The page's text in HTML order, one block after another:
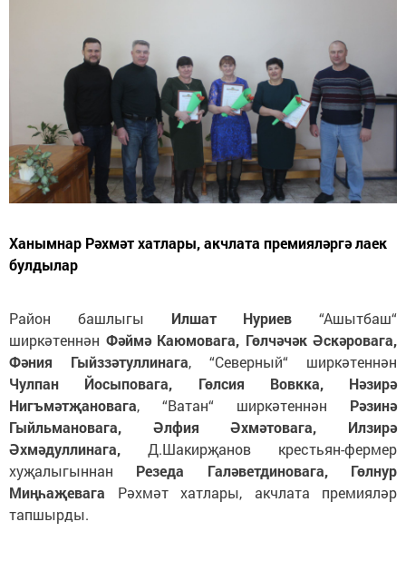
Ханымнар Рәхмәт хатлары, акчлата премияләргә лаек
булдылар
Район башлыгы Илшат Нуриев “Ашытбаш“
ширкәтеннән Фәймә Каюмовага, Гөлчәчәк Әскәровага,
Фәния Гыйззәтуллинага, “Северный“ ширкәтеннән
Чулпан Йосыповага, Гөлсия Вовкка, Нәзирә
Нигъмәтҗановага, “Ватан“ ширкәтеннән Рәзинә
Гыйльмановага, Әлфия Әхмәтовага, Илзирә
Әхмәдуллинага, Д.Шакирҗанов крестьян-фермер
хуҗалыгыннан Резеда Галәветдиновага, Гөлнур
Миңһаҗевага Рәхмәт хатлары, акчлата премияләр
тапшырды.